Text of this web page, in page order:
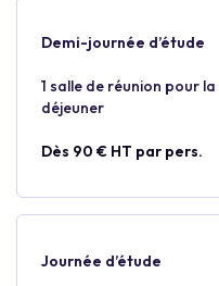
Demi-journée d’étude
1 salle de réunion pour
déjeuner
Dès 90 € HT par pers.
Journée d’étude